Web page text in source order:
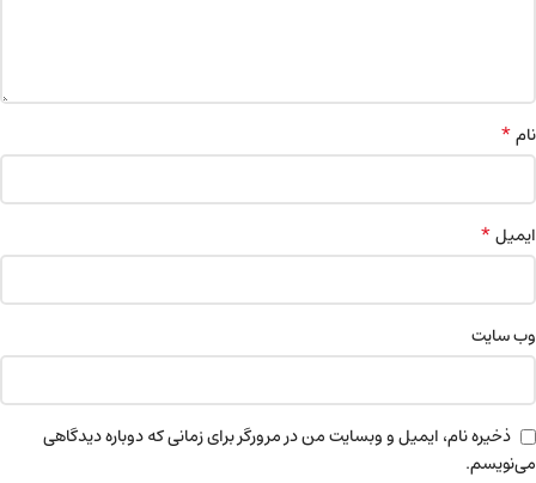
نام*
ایمیل*
وب‌ سایت
ذخیره نام، ایمیل و وبسایت من در مرورگر برای زمانی که دوباره دیدگاهی
می‌نویسم.